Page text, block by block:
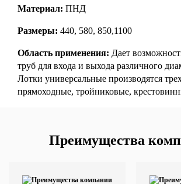
Материал: ПНД
Размеры: 440, 580, 850,1100
Область применения: Дает
труб для входа и выхода различного
Лотки универсальные производятся
прямоходные, тройниковые,
Преимущества